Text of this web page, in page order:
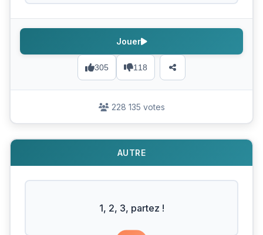
305 118
Jouer
228 135 votes
AUTRE
1, 2, 3, partez !